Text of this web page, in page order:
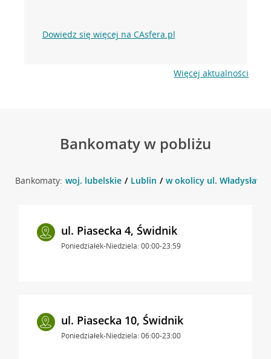
Dowiedz się więcej na CAsfera.pl
Więcej aktualności
Bankomaty w pobliżu
Bankomaty: woj. lubelskie Lublin w okolicy ul. Władysława
ul. Piasecka 4, Świdnik
Poniedziałek-Niedziela: 00:00-23:59
ul. Piasecka 10, Świdnik
Poniedziałek-Niedziela: 06:00-23:00